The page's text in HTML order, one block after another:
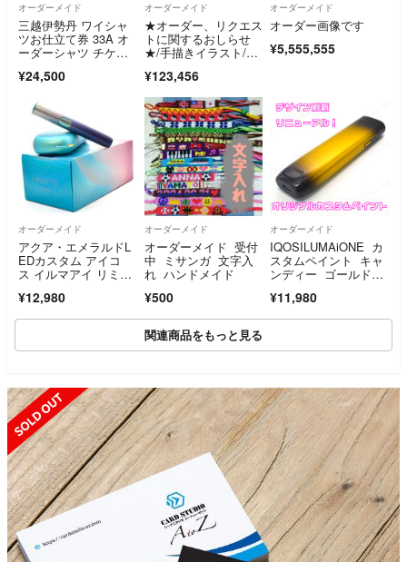
オーダーメイド
三越伊勢丹 ワイシャ
ツお仕立て券 33A オ
ーダーシャツ チケッ
¥24,500
オーダーメイド
★オーダー、リクエス
トに関するおしらせ
★/手描きイラスト/イ
¥123,456
オーダーメイド
オーダー画像です
¥5,555,555
オーダーメイド
アクア・エメラルドL
EDカスタム アイコ
ス イルマアイ リミッ
¥12,980
オーダーメイド
オーダーメイド 受付
中 ミサンガ 文字入
れ ハンドメイド
¥500
オーダーメイド
IQOSILUMAiONE カ
スタムペイント キャ
ンディー ゴールドブ
¥11,980
関連商品をもっと見る
SOLD OUT